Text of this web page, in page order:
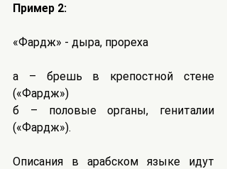
Пример 2:
«Фардж» - дыра, прореха
a – брешь в крепостной стене
(«Фардж»)
б – половые органы, гениталии
(«Фардж»).
Описания в арабском языке идут